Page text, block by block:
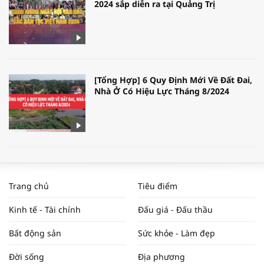
2024 sắp diễn ra tại Quảng Trị
[Tổng Hợp] 6 Quy Định Mới Về Đất Đai,
Nhà Ở Có Hiệu Lực Tháng 8/2024
NAM NĂM 2024 VÀ NĂM 2025 | NHỊP
ĐẬP THỊ TRƯỜNG #62
Tọa đàm “Xúc tiến thương mại: Khơi
Trang chủ Tiêu điểm
Kinh tế - Tài chính Đấu giá - Đấu thầu
Bất động sản Sức khỏe - Làm đẹp
Đời sống Địa phương